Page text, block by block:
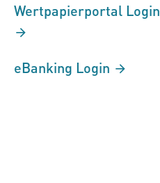
Wertpapierportal Login
eBanking Login